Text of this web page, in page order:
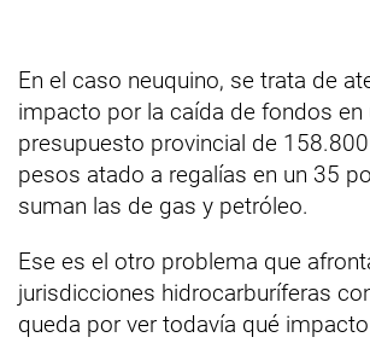
En el caso neuquino, se trata de
impacto por la caída de fondos en
presupuesto provincial de
pesos atado a regalías en un 35
suman las de gas y petróleo.
Ese es el otro problema que
jurisdicciones hidrocarburíferas
queda por ver todavía qué